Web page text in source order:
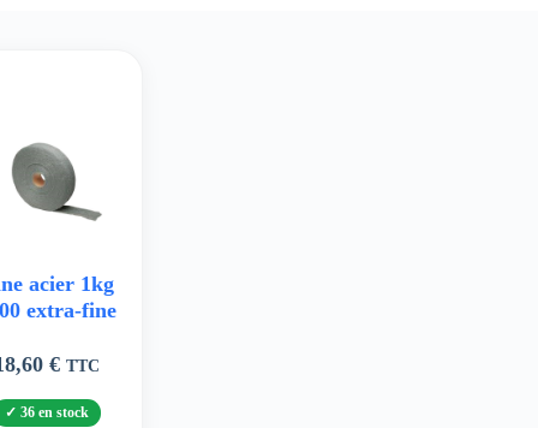
acier 1kg
extra-fine
€ TTC
36 en stock